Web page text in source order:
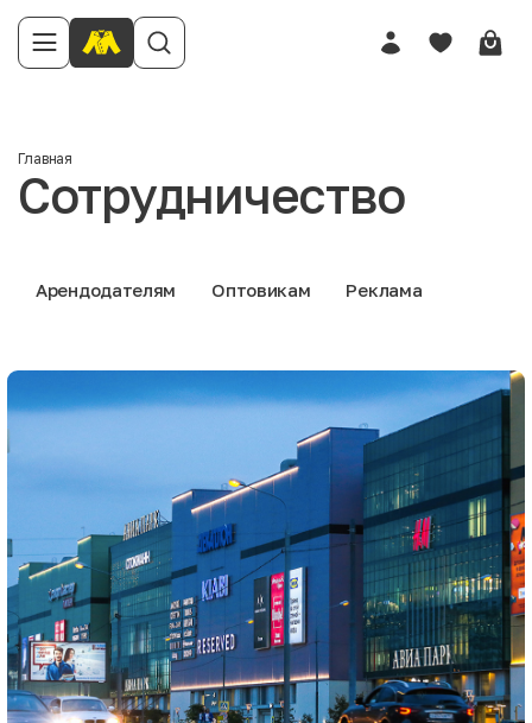
Главная
Сотрудничество
Арендодателям Оптовикам Реклама